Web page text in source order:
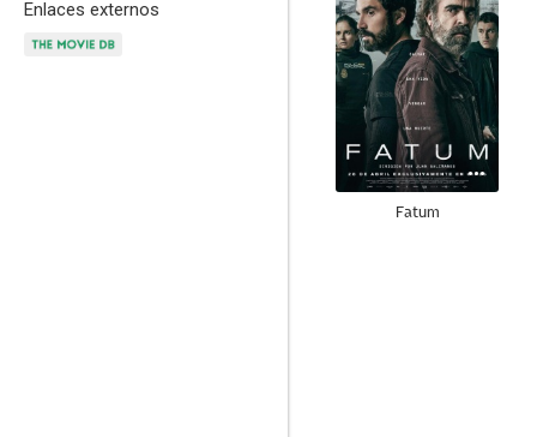
Enlaces externos
Fatum